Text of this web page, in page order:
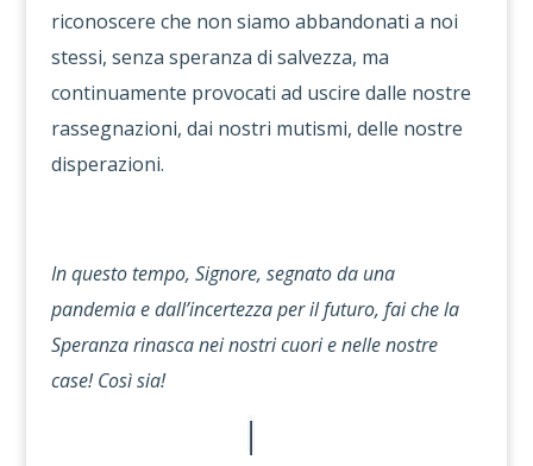
riconoscere che non siamo abbandonati a noi
stessi, senza speranza di salvezza, ma
continuamente provocati ad uscire dalle nostre
rassegnazioni, dai nostri mutismi, delle nostre
disperazioni.
In questo tempo, Signore, segnato da una
pandemia e dall’incertezza per il futuro, fai che la
Speranza rinasca nei nostri cuori e nelle nostre
case! Così sia!